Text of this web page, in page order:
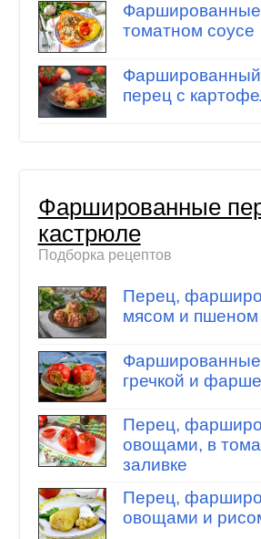
томатном соусе
перец с
Фаршированные
кастрюле
Подборка рецептов
Перец,
мясом и пшеном
гречкой и
Перец,
овощами, в
заливке
Перец,
овощами и